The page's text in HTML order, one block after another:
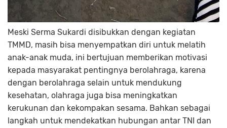
Meski Serma Sukardi disibukkan dengan kegiatan
TMMD, masih bisa menyempatkan diri untuk melatih
anak-anak muda, ini bertujuan memberikan motivasi
kepada masyarakat pentingnya berolahraga, karena
dengan berolahraga selain untuk mendukung
kesehatan, olahraga juga bisa meningkatkan
kerukunan dan kekompakan sesama. Bahkan sebagai
langkah untuk mendekatkan hubungan antar TNI dan